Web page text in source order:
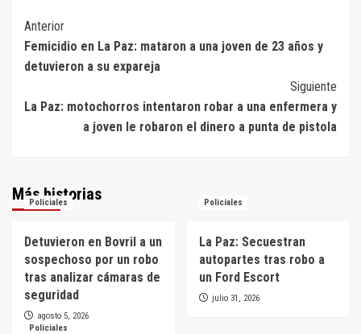
Navegación
de
Anterior
Femicidio en La Paz: mataron a una joven de 23 años y
detuvieron a su expareja
Siguiente
La Paz: motochorros intentaron robar a una enfermera y
a joven le robaron el dinero a punta de pistola
Más historias
Policiales
Detuvieron en Bovril a un
sospechoso por un robo
tras analizar cámaras de
seguridad
agosto 5, 2026
Policiales
La Paz: Secuestran
autopartes tras robo a
un Ford Escort
julio 31, 2026
Policiales